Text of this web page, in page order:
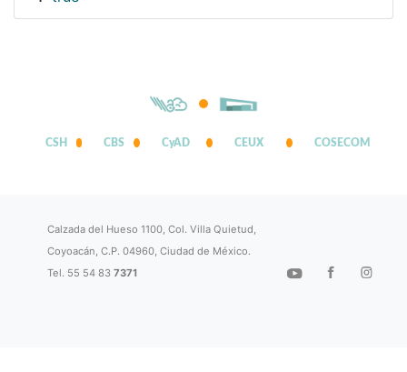
CSH CBS CyAD CEUX COSECOM
Calzada del Hueso 1100, Col. Villa Quietud,
Coyoacán, C.P. 04960, Ciudad de México.
Tel. 55 54 837371